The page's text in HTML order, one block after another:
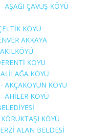
AŞAĞI ÇAVUŞ KÖYÜ -
KÖYÜ
AKKAYA
KÖYÜ
KÖYÜ
AKÇAKOYUN KOYU
AHİLER KÖYÜ
KÖYÜ
ALAN BELDESİ